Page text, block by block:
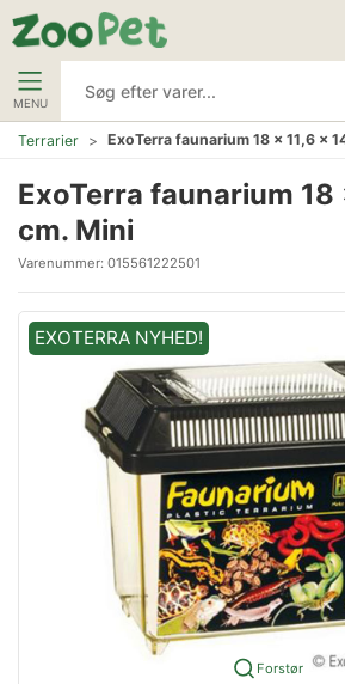
MENU
Terrarier ExoTerra faunarium 18 x 11,6 x
ExoTerra faunarium 18
cm. Mini
Varenummer: 015561222501
EXOTERRA NYHED!
Forstør